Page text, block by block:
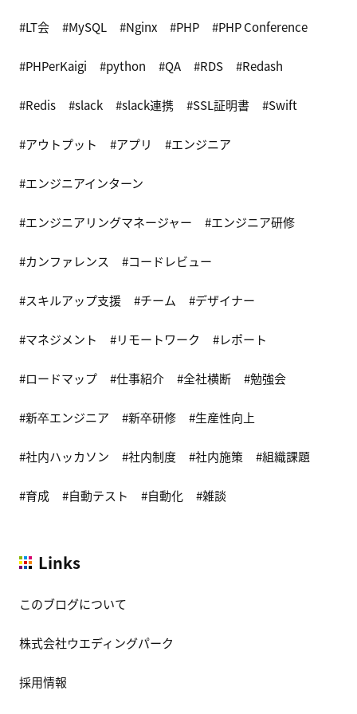
LT会 MySQL Nginx PHP PHP Conference
PHPerKaigi python QA RDS Redash
Redis slack slack連携 SSL証明書 Swift
アウトプット アプリ エンジニア
エンジニアインターン
エンジニアリングマネージャー エンジニア研修
カンファレンス コードレビュー
スキルアップ支援 チーム デザイナー
マネジメント リモートワーク レポート
ロードマップ 仕事紹介 全社横断 勉強会
新卒エンジニア 新卒研修 生産性向上
社内ハッカソン 社内制度 社内施策 組織課題
育成 自動テスト 自動化 雑談
Links
このブログについて
株式会社ウエディングパーク
採用情報